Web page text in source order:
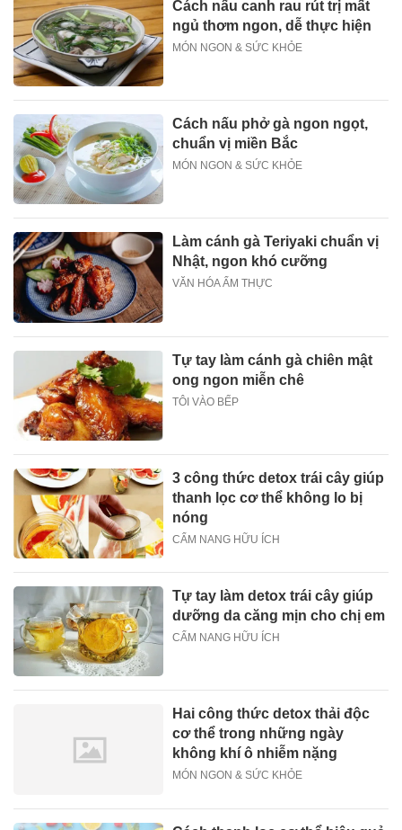
Cách nấu canh rau rút trị mất
ngủ thơm ngon, dễ thực hiện
MÓN NGON & SỨC KHỎE
Cách nấu phở gà ngon ngọt,
chuẩn vị miền Bắc
MÓN NGON & SỨC KHỎE
Làm cánh gà Teriyaki chuẩn vị
Nhật, ngon khó cưỡng
VĂN HÓA ẨM THỰC
Tự tay làm cánh gà chiên mật
ong ngon miễn chê
TÔI VÀO BẾP
3 công thức detox trái cây giúp
thanh lọc cơ thể không lo bị
nóng
CẨM NANG HỮU ÍCH
Tự tay làm detox trái cây giúp
dưỡng da căng mịn cho chị em
CẨM NANG HỮU ÍCH
Hai công thức detox thải độc
cơ thể trong những ngày
không khí ô nhiễm nặng
MÓN NGON & SỨC KHỎE